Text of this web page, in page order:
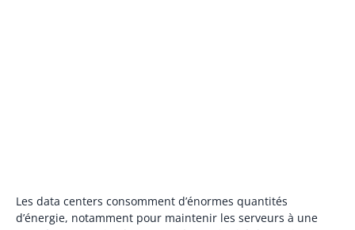
Les data centers consomment d’énormes quantités
d’énergie, notamment pour maintenir les serveurs à une